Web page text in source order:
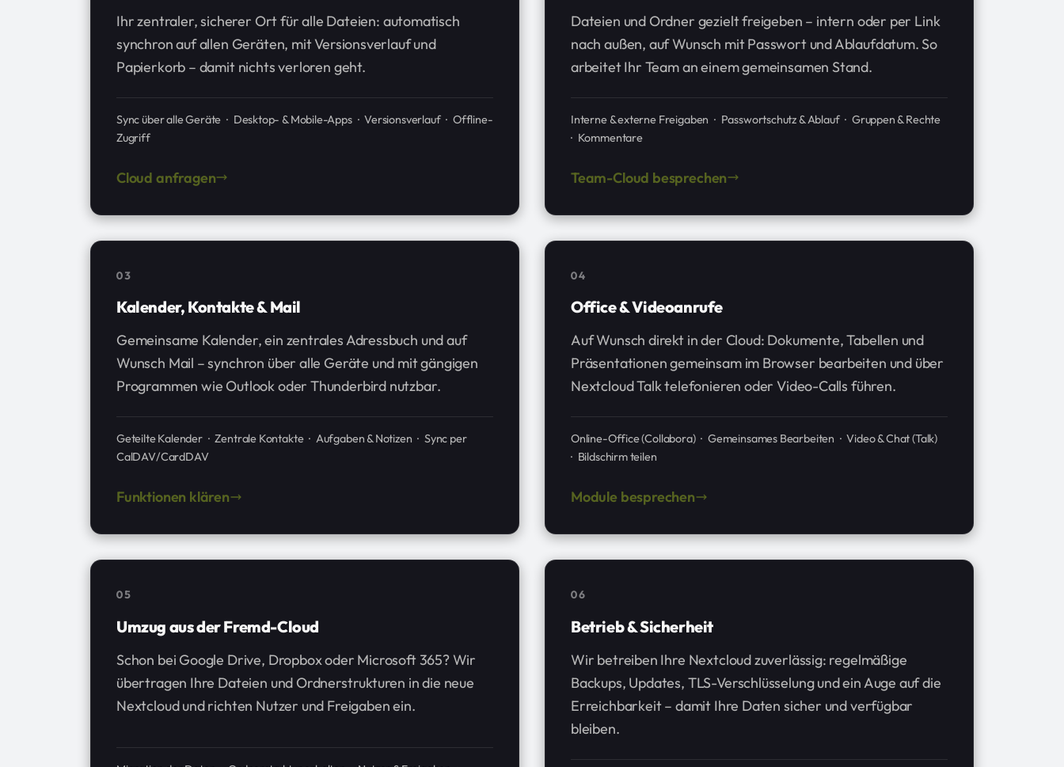
Ihr zentraler, sicherer Ort für alle Dateien: automatisch
synchron auf allen Geräten, mit Versionsverlauf und
Papierkorb – damit nichts verloren geht.
Sync über alle Geräte · Desktop- & Mobile-Apps · Versionsverlauf · Offline-
Zugriff
Cloud anfragen
Dateien und Ordner gezielt freigeben – intern oder per Link
nach außen, auf Wunsch mit Passwort und Ablaufdatum. So
arbeitet Ihr Team an einem gemeinsamen Stand.
Interne & externe Freigaben · Passwortschutz & Ablauf · Gruppen & Rechte
· Kommentare
Team-Cloud besprechen
03
Kalender, Kontakte & Mail
Gemeinsame Kalender, ein zentrales Adressbuch und auf
Wunsch Mail – synchron über alle Geräte und mit gängigen
Programmen wie Outlook oder Thunderbird nutzbar.
Geteilte Kalender · Zentrale Kontakte · Aufgaben & Notizen · Sync per
CalDAV/CardDAV
Funktionen klären
04
Office & Videoanrufe
Auf Wunsch direkt in der Cloud: Dokumente, Tabellen und
Präsentationen gemeinsam im Browser bearbeiten und über
Nextcloud Talk telefonieren oder Video-Calls führen.
Online-Office (Collabora) · Gemeinsames Bearbeiten · Video & Chat (Talk)
· Bildschirm teilen
Module besprechen
05
Umzug aus der Fremd-Cloud
Schon bei Google Drive, Dropbox oder Microsoft 365? Wir
übertragen Ihre Dateien und Ordnerstrukturen in die neue
Nextcloud und richten Nutzer und Freigaben ein.
06
Betrieb & Sicherheit
Wir betreiben Ihre Nextcloud zuverlässig: regelmäßige
Backups, Updates, TLS-Verschlüsselung und ein Auge auf die
Erreichbarkeit – damit Ihre Daten sicher und verfügbar
bleiben.